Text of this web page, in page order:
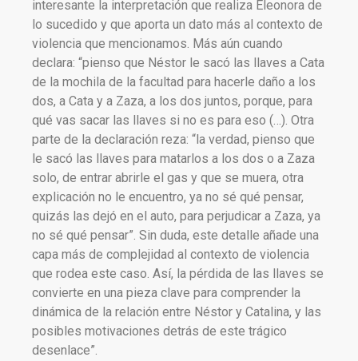
interesante la interpretación que realiza Eleonora de
lo sucedido y que aporta un dato más al contexto de
violencia que mencionamos. Más aún cuando
declara: “pienso que Néstor le sacó las llaves a Cata
de la mochila de la facultad para hacerle daño a los
dos, a Cata y a Zaza, a los dos juntos, porque, para
qué vas sacar las llaves si no es para eso (…). Otra
parte de la declaración reza: “la verdad, pienso que
le sacó las llaves para matarlos a los dos o a Zaza
solo, de entrar abrirle el gas y que se muera, otra
explicación no le encuentro, ya no sé qué pensar,
quizás las dejó en el auto, para perjudicar a Zaza, ya
no sé qué pensar”. Sin duda, este detalle añade una
capa más de complejidad al contexto de violencia
que rodea este caso. Así, la pérdida de las llaves se
convierte en una pieza clave para comprender la
dinámica de la relación entre Néstor y Catalina, y las
posibles motivaciones detrás de este trágico
desenlace”.